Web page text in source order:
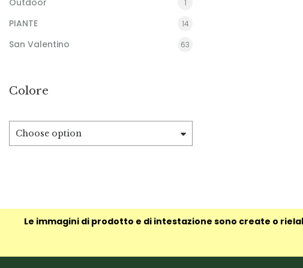
Outdoor 1
PIANTE 14
San Valentino 63
Colore
Choose option
Le immagini di prodotto e di intestazione sono create o